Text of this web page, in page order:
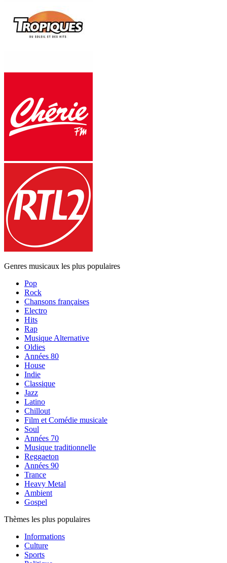
Genres musicaux les plus populaires
Pop
Rock
Chansons françaises
Electro
Hits
Rap
Musique Alternative
Oldies
Années 80
House
Indie
Classique
Jazz
Latino
Chillout
Film et Comédie musicale
Soul
Années 70
Musique traditionnelle
Reggaeton
Années 90
Trance
Heavy Metal
Ambient
Gospel
Thèmes les plus populaires
Informations
Culture
Sports